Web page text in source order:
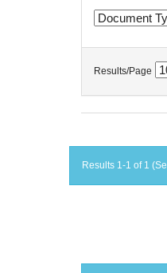
Results/Page
Results 1-1 of 1